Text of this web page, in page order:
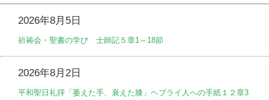
2026年8月5日
祈祷会・聖書の学び 士師記５章1～18節
2026年8月2日
平和聖日礼拝「萎えた手、衰えた膝」ヘブライ人への手紙１２章3